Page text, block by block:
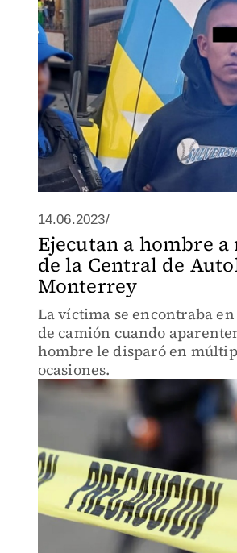
14.06.2023/
Ejecutan a hombre a
de la Central de
Monterrey
La víctima se encontraba
de camión cuando
hombre le disparó en
ocasiones.